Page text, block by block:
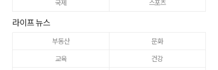
국제
스포츠
라이프 뉴스
부동산
문화
교육
건강